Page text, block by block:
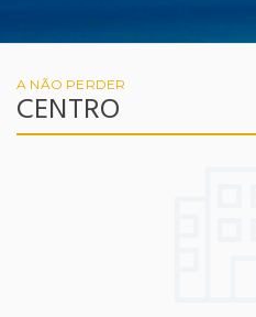
A NÃO PERDER
CENTRO